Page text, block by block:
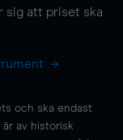
sig att priset ska
och ska endast
av historisk